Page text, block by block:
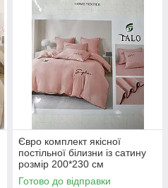
Євро комплект якісної
постільної білизни із сатину
розмір 200*230 см
Готово до відправки